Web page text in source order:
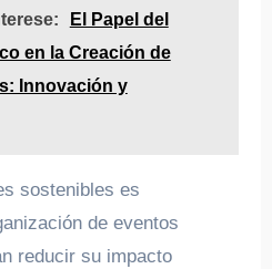
El Papel del
en la Creación de
Innovación y
sostenibles es
de eventos
reducir su impacto